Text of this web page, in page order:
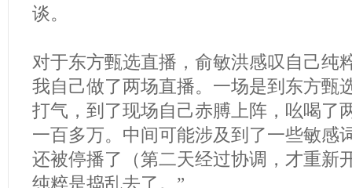
谈。
对于东方甄选直播，俞敏洪感叹自己纯
我自己做了两场直播。一场是到东方甄
打气，到了现场自己赤膊上阵，吆喝了
一百多万。中间可能涉及到了一些敏感
还被停播了（第二天经过协调，才重新
纯粹是捣乱去了。”